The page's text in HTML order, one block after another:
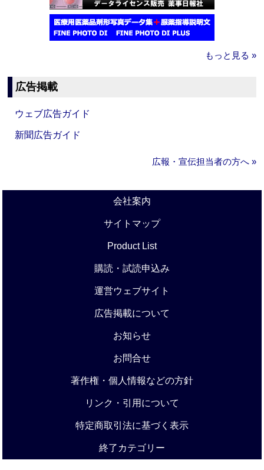
もっと見る »
広告掲載
ウェブ広告ガイド
新聞広告ガイド
広報・宣伝担当者の方へ »
会社案内
サイトマップ
Product List
購読・試読申込み
運営ウェブサイト
広告掲載について
お知らせ
お問合せ
著作権・個人情報などの方針
リンク・引用について
特定商取引法に基づく表示
終了カテゴリー